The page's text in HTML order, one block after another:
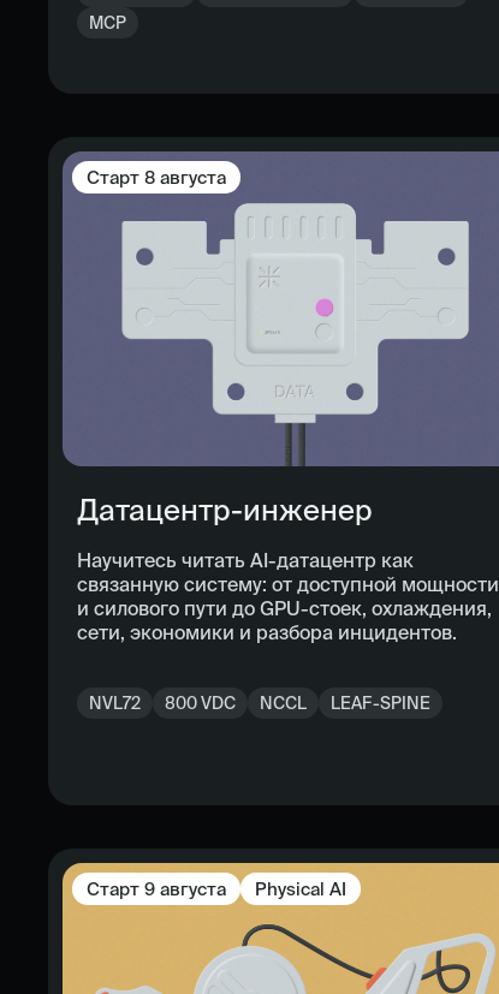
MCP
Старт 8 августа
Датацентр-инженер
Научитесь читать AI-датацентр как
связанную систему: от доступной мощности
и силового пути до GPU-стоек, охлаждения,
сети, экономики и разбора инцидентов.
NVL72 800 VDC NCCL LEAF-SPINE
Старт 9 августа Physical AI